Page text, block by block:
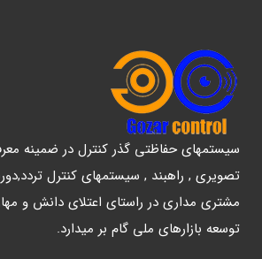
سیستمهای حفاظتی گذر کنترل در ضمینه
تصویری , راهبند , سیستمهای کنترل
مشتری مداری در راستای اعتلای دانش و
توسعه بازارهای ملی گام بر میدارد.